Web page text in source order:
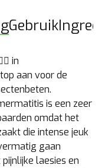
Gebruik
in
aan voor de
is een zeer
omdat het
die intense jeuk
gaan
laesies en